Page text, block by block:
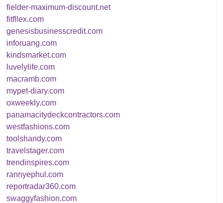
fielder-maximum-discount.net
fitfllex.com
genesisbusinesscredit.com
inforuang.com
kindsmarket.com
luvelylife.com
macramb.com
mypet-diary.com
oxweekly.com
panamacitydeckcontractors.com
westfashions.com
toolshandy.com
travelstager.com
trendinspires.com
rannyephul.com
reportradar360.com
swaggyfashion.com